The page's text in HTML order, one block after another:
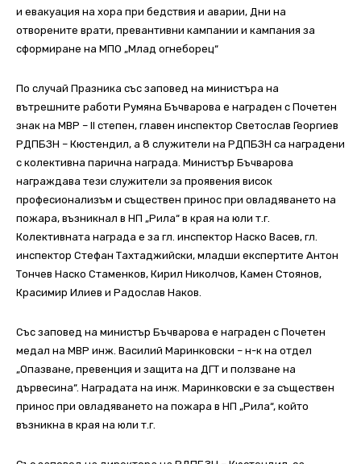
и евакуация на хора при бедствия и аварии, Дни на
отворените врати, превантивни кампании и кампания за
сформиране на МПО „Млад огнеборец“
По случай Празника със заповед на министъра на
вътрешните работи Румяна Бъчварова е награден с Почетен
знак на МВР – II степен, главен инспектор Светослав Георгиев
РДПБЗН – Кюстендил, а 8 служители на РДПБЗН са наградени
с колективна парична награда. Министър Бъчварова
награждава тези служители за проявения висок
професионализъм и съществен принос при овладяването на
пожара, възникнал в НП „Рила“ в края на юли т.г.
Колективната награда е за гл. инспектор Наско Васев, гл.
инспектор Стефан Тахтаджийски, младши експертите Антон
Тончев Наско Стаменков, Кирил Николчов, Камен Стоянов,
Красимир Илиев и Радослав Наков.
Със заповед на министър Бъчварова е награден с Почетен
медал на МВР инж. Василий Маринковски – н-к на отдел
„Опазване, превенция и защита на ДГТ и ползване на
дървесина“. Наградата на инж. Маринковски е за съществен
принос при овладяването на пожара в НП „Рила“, който
възникна в края на юли т.г.